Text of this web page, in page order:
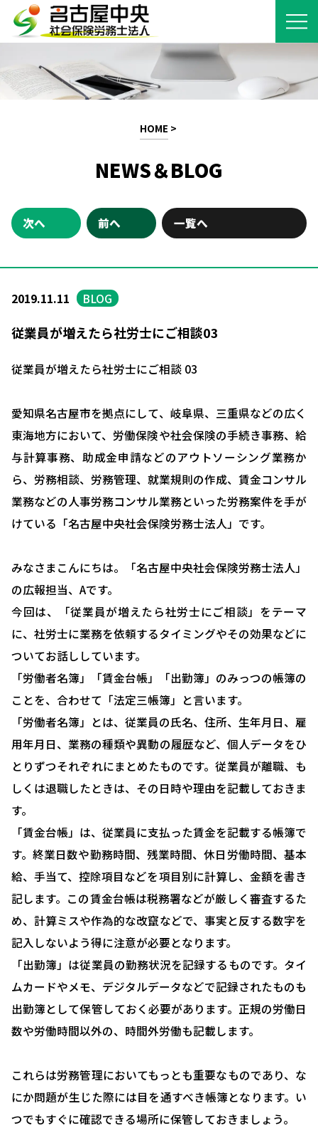
選ばれる理由
助成金について
就業規則について
採用コンサルティング
人事評価制度について
確定拠出型年金について
社会保険・給与計算について
お客様の声
ブログ＆ニュース
HOME >
NEWS＆BLOG
次へ 前へ 一覧へ
2019.11.11 BLOG
従業員が増えたら社労士にご相談03
従業員が増えたら社労士にご相談 03
愛知県名古屋市を拠点にして、岐阜県、三重県などの広く
東海地方において、労働保険や社会保険の手続き事務、給
与計算事務、助成金申請などのアウトソーシング業務か
ら、労務相談、労務管理、就業規則の作成、賃金コンサル
業務などの人事労務コンサル業務といった労務案件を手が
けている「名古屋中央社会保険労務士法人」です。
みなさまこんにちは。「名古屋中央社会保険労務士法人」
の広報担当、Aです。
今回は、「従業員が増えたら社労士にご相談」をテーマ
に、社労士に業務を依頼するタイミングやその効果などに
ついてお話ししています。
「労働者名簿」「賃金台帳」「出勤簿」のみっつの帳簿の
ことを、合わせて「法定三帳簿」と言います。
「労働者名簿」とは、従業員の氏名、住所、生年月日、雇
用年月日、業務の種類や異動の履歴など、個人データをひ
とりずつそれぞれにまとめたものです。従業員が離職、も
しくは退職したときは、その日時や理由を記載しておきま
す。
「賃金台帳」は、従業員に支払った賃金を記載する帳簿で
す。終業日数や勤務時間、残業時間、休日労働時間、基本
給、手当て、控除項目などを項目別に計算し、金額を書き
記します。この賃金台帳は税務署などが厳しく審査するた
め、計算ミスや作為的な改竄などで、事実と反する数字を
記入しないよう得に注意が必要となります。
「出勤簿」は従業員の勤務状況を記録するものです。タイ
ムカードやメモ、デジタルデータなどで記録されたものも
出勤簿として保管しておく必要があります。正規の労働日
数や労働時間以外の、時間外労働も記載します。
これらは労務管理においてもっとも重要なものであり、な
にか問題が生じた際には目を通すべき帳簿となります。い
つでもすぐに確認できる場所に保管しておきましょう。